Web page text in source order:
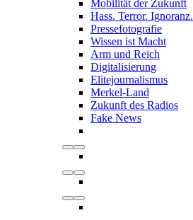
Mobilität der Zukunft
Hass. Terror. Ignoranz.
Pressefotografie
Wissen ist Macht
Arm und Reich
Digitalisierung
Elitejournalismus
Merkel-Land
Zukunft des Radios
Fake News